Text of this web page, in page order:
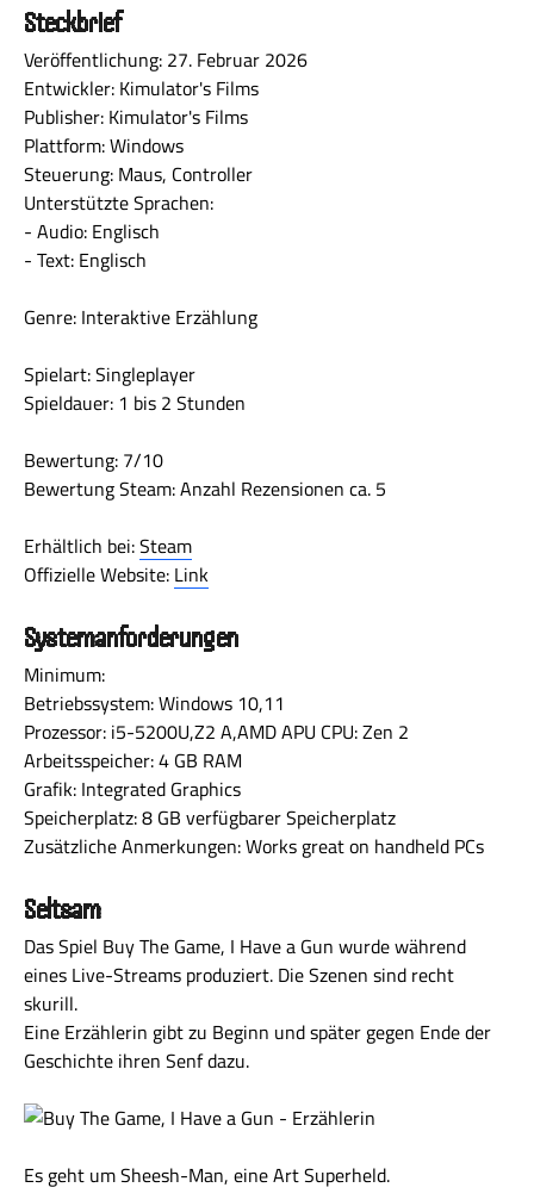
Steckbrief
Veröffentlichung: 27. Februar 2026
Entwickler: Kimulator's Films
Publisher: Kimulator's Films
Plattform: Windows
Steuerung: Maus, Controller
Unterstützte Sprachen:
- Audio: Englisch
- Text: Englisch
Genre: Interaktive Erzählung
Spielart: Singleplayer
Spieldauer: 1 bis 2 Stunden
Bewertung: 7/10
Bewertung Steam: Anzahl Rezensionen ca. 5
Erhältlich bei:Steam
Offizielle Website: Link
Systemanforderungen
Minimum:
Betriebssystem: Windows 10,11
Prozessor: i5-5200U,Z2 A,AMD APU CPU: Zen 2
Arbeitsspeicher: 4 GB RAM
Grafik: Integrated Graphics
Speicherplatz: 8 GB verfügbarer Speicherplatz
Zusätzliche Anmerkungen: Works great on handheld PCs
Seltsam
Das Spiel Buy The Game, I Have a Gun wurde während
eines Live-Streams produziert. Die Szenen sind recht
skurill.
Eine Erzählerin gibt zu Beginn und später gegen Ende der
Geschichte ihren Senf dazu.
Es geht um Sheesh-Man, eine Art Superheld.